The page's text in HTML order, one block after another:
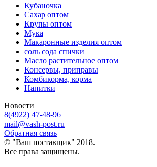
Кубаночка
Сахар оптом
Крупы оптом
Мука
Макаронные изделия оптом
соль сода спички
Масло растительное оптом
Консервы, приправы
Комбикорма, корма
Напитки
Новости
8(4922) 47-48-96
mail@vash-post.ru
Обратная связь
© "Ваш поставщик" 2018.
Все права защищены.